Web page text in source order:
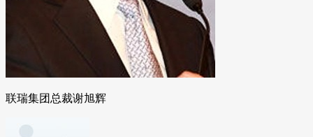
联瑞集团总裁谢旭辉